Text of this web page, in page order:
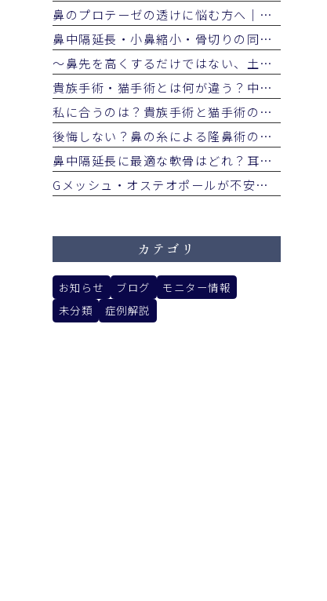
鼻のプロテーゼの透けに悩む方へ｜自家組織への入れ替えとリスクを医師が解説
鼻中隔延長・小鼻縮小・骨切りの同時施術｜3つの注意点とダウンタイム
～鼻先を高くするだけではない、土台から整える鼻整形～
貴族手術・猫手術とは何が違う？中顔面の立体感と鼻唇角を変える2つのアプローチをわかりやすく解説
私に合うのは？貴族手術と猫手術の違いと口元の突出を改善する選び方
後悔しない？鼻の糸による隆鼻術の限界と将来の手術への悪影響
鼻中隔延長に最適な軟骨はどれ？耳介・鼻中隔・肋軟骨の特性と選び方を徹底比較
Gメッシュ・オステオポールが不安な方へ｜リスクと他の鼻整形との比較
カテゴリ
お知らせ ブログ
モニター情報
未分類
症例解説